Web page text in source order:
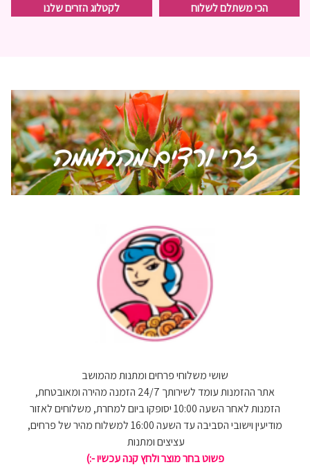
הכי משתלם לשלוח
לקטלוג הזרים שלנו
שושי משלוחי פרחים ומתנות מהמושב
אתר ההזמנות עומד לשירותך 24/7 הזמנה מהירה ומאובטחת,
הזמנות לאחר השעה 10:00 יסופקו ביום למחרת, משלוחים לאזור
מודיעין וישובי הסביבה עד השעה 16:00 למשלוח מהיר של פרחים,
עציצים ומתנות
פשוט בחר מוצר ולחץ קנה עכשיו -:)